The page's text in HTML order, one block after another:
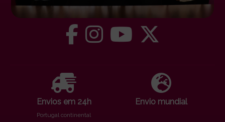
Envios em 24h
Portugal continental
Envio mundial